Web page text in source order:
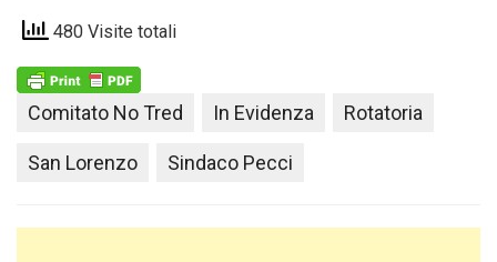
480 Visite totali
Comitato No Tred In Evidenza Rotatoria
San Lorenzo Sindaco Pecci